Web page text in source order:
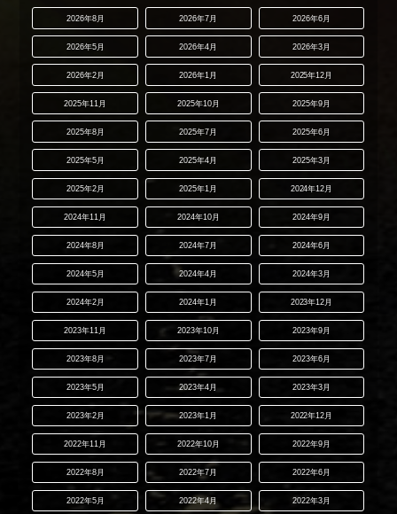
2026年8月 2026年7月 2026年6月
2026年5月 2026年4月 2026年3月
2026年2月 2026年1月 2025年12月
2025年11月 2025年10月 2025年9月
2025年8月 2025年7月 2025年6月
2025年5月 2025年4月 2025年3月
2025年2月 2025年1月 2024年12月
2024年11月 2024年10月 2024年9月
2024年8月 2024年7月 2024年6月
2024年5月 2024年4月 2024年3月
2024年2月 2024年1月 2023年12月
2023年11月 2023年10月 2023年9月
2023年8月 2023年7月 2023年6月
2023年5月 2023年4月 2023年3月
2023年2月 2023年1月 2022年12月
2022年11月 2022年10月 2022年9月
2022年8月 2022年7月 2022年6月
2022年5月 2022年4月 2022年3月